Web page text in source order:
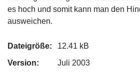
es hoch und somit kann man den
ausweichen.
Dateigröße:
12.41 kB
Version:
Juli 2003